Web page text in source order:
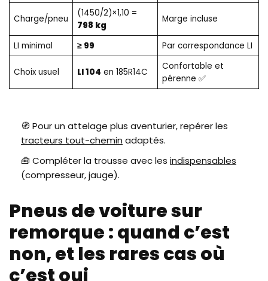
Charge/pneu
(1450/2)×1,10 =
798 kg
Marge incluse
LI minimal ≥ 99 Par correspondance LI
Choix usuel LI 104 en 185R14C
Confortable et
pérenne ✅
🧭 Pour un attelage plus aventurier, repérer les
tracteurs tout-chemin adaptés.
🧰 Compléter la trousse avec les indispensables
(compresseur, jauge).
Pneus de voiture sur
remorque : quand c’est
non, et les rares cas où
c’est oui